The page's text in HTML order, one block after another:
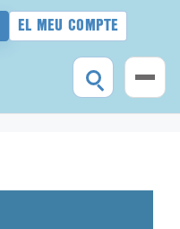
EL MEU COMPTE